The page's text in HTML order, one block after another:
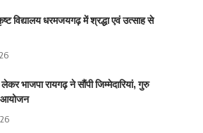
विद्यालय धरमजयगढ़ में श्रद्धा एवं उत्साह से
भाजपा रायगढ़ ने सौंपी जिम्मेदारियां, गुरु
आयोजन